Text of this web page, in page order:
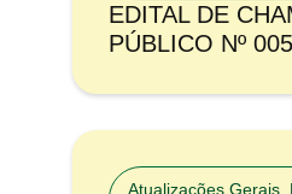
EDITAL DE
PÚBLICO Nº
Atualizações Gerais